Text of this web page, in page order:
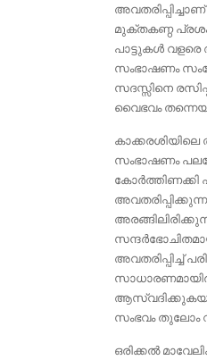
മുക്തകണ്ഠ
പാട്ടുകൾ വളരെ
സംഭാഷണം
സദസ്സിനെ
വൈഭവം
സംഭാഷണം
കോർത്തിണക്കി
അവതരിപ്പിച്ച്
സംഭവം തുലോം
ഒരിക്കൽ